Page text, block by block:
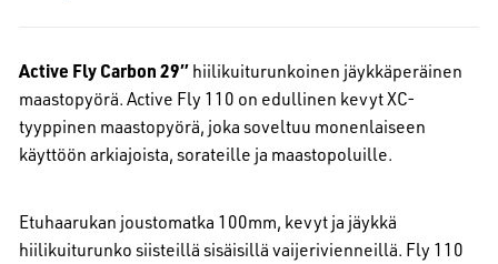
Active Fly Carbon 29″hiilikuiturunkoinen jäykkäperäinen
maastopyörä. Active Fly 110 on edullinen kevyt XC-
tyyppinen maastopyörä, joka soveltuu monenlaiseen
käyttöön arkiajoista, sorateille ja maastopoluille.
Etuhaarukan joustomatka 100mm, kevyt ja jäykkä
hiilikuiturunko siisteillä sisäisillä vaijerivienneillä. Fly 110